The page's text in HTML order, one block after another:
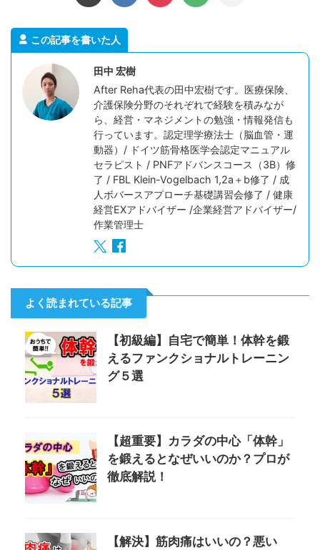
この記事を書いた人
田中 宏樹
After Reha代表の田中宏樹です。医療保険、
介護保険分野のそれぞれで経験を積みなが
ら、経営・マネジメントの勉強・情報発信も
行っています。認定理学療法士（脳血管・運
動器）/ ドイツ筋骨格医学会認定マニュアル
セラピスト / PNFアドバンスコース（3B）修
了 / FBL Klein-Vogelbach 1,2a＋b修了 / 成
人ボバースアプローチ基礎講習会修了 / 健康
経営EXアドバイザー /企業経営アドバイザー/
作業管理士
よく読まれている記事
【初級編】自宅で簡単！体幹を鍛
えるファンクショナルトレーニン
グ５選
【超重要】カラダの中心「体幹」
を鍛えるとなぜいいのか？プロが
徹底解説！
【解決】筋肉痛はいいの？悪い